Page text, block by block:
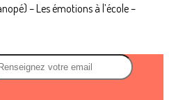
– Les émotions à l’école –